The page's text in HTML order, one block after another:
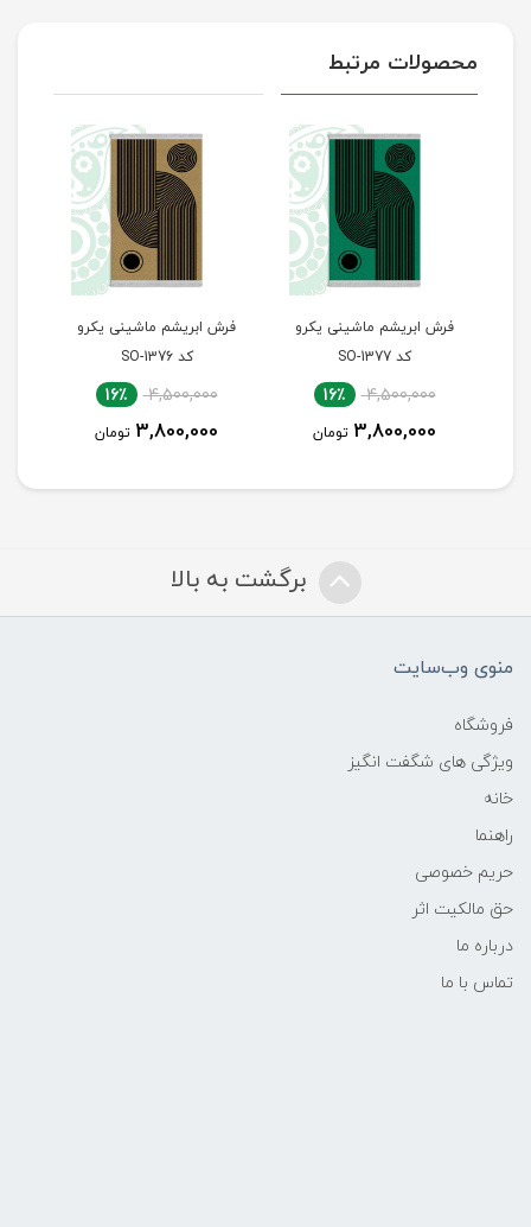
محصولات مرتبط
فرش ابریشم ماشینی یکرو
کد SO-1377
4,500,000 16٪
3,800,000 تومان
فرش ابریشم ماشینی یکرو
کد SO-1376
4,500,000 16٪
3,800,000 تومان
برگشت به بالا
منوی وب‌سایت
فروشگاه
ویژگی های شگفت انگیز
خانه
راهنما
حریم خصوصی
حق مالکیت اثر
درباره ما
تماس با ما